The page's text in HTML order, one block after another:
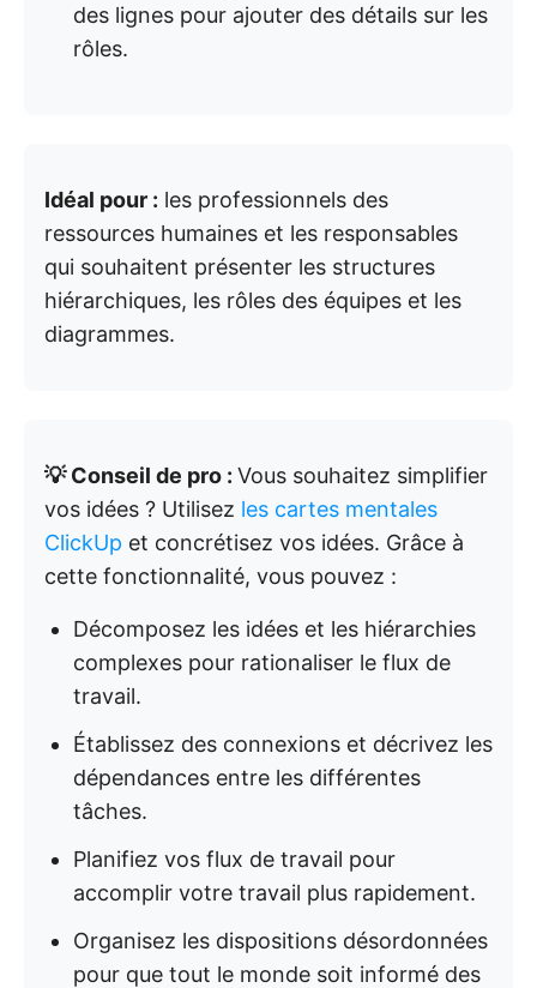
des lignes pour ajouter des détails sur les
rôles.
Idéal pour : les professionnels des
ressources humaines et les responsables
qui souhaitent présenter les structures
hiérarchiques, les rôles des équipes et les
diagrammes.
💡 Conseil de pro : Vous souhaitez simplifier
vos idées ? Utilisez les cartes mentales
ClickUp et concrétisez vos idées. Grâce à
cette fonctionnalité, vous pouvez :
Décomposez les idées et les hiérarchies
complexes pour rationaliser le flux de
travail.
Établissez des connexions et décrivez les
dépendances entre les différentes
tâches.
Planifiez vos flux de travail pour
accomplir votre travail plus rapidement.
Organisez les dispositions désordonnées
pour que tout le monde soit informé des